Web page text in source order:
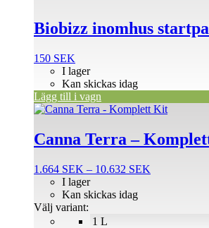
Biobizz inomhus
150 SEK
I lager
Kan skickas idag
Lägg till i vagn
Canna Terra –
1.664 SEK – 10.632 SEK
1 L
I lager
Kan skickas idag
Välj variant:
Den
produkten
har
varianter.
olika
alternativen